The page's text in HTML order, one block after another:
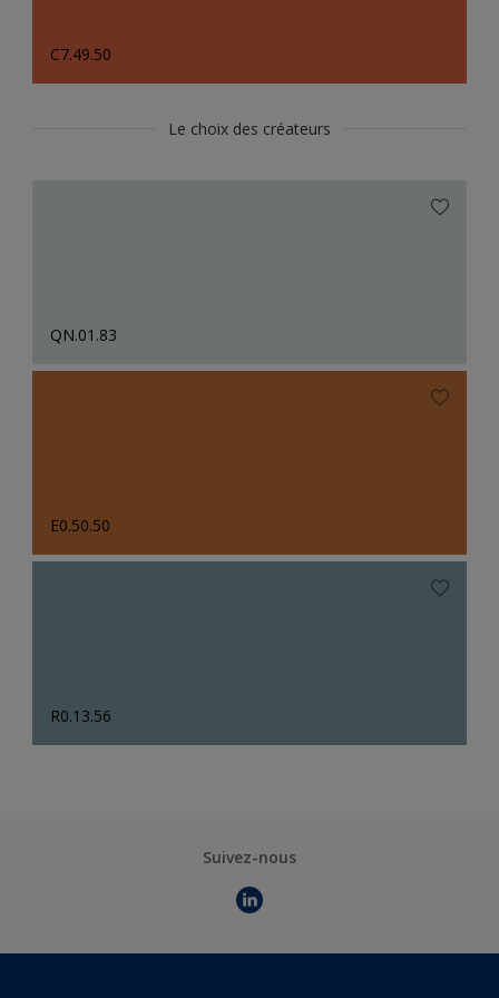
C7.49.50
Le choix des créateurs
QN.01.83
E0.50.50
R0.13.56
Suivez-nous